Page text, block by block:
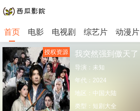
首页 电影 电视剧 综艺片 动漫片
授权资源 我突然强到傲天了
导演： 未知
年代： 2024
地区： 中国大陆
类型： 短剧大全